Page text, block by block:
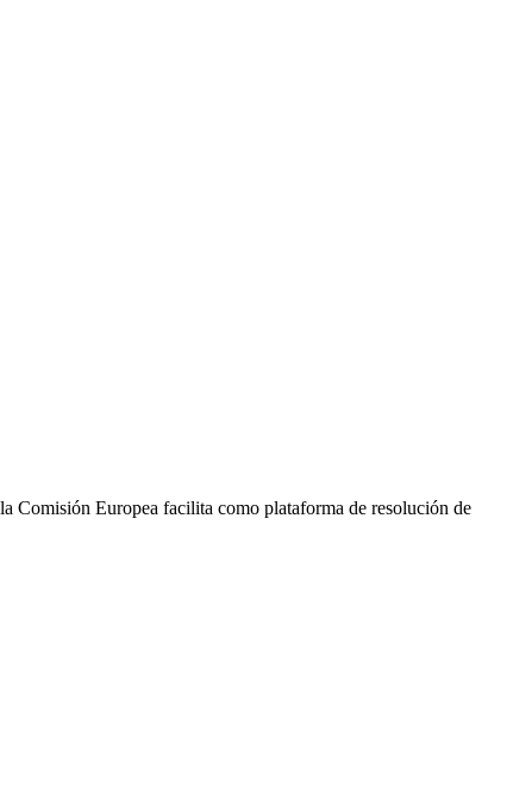
Comisión Europea facilita como plataforma de resolución de